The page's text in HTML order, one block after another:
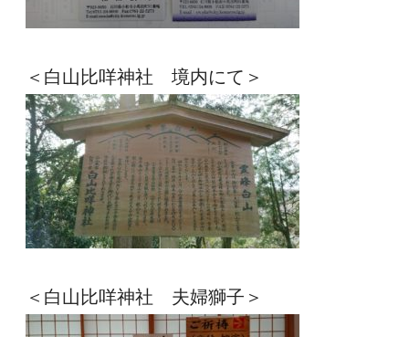
＜白山比咩神社　境内にて＞
＜白山比咩神社　夫婦獅子＞